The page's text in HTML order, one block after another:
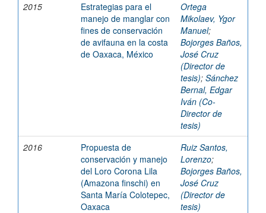
2015
Estrategias para el
manejo de manglar con
fines de conservación
de avifauna en la costa
de Oaxaca, México
Ortega
Mikolaev, Ygor
Manuel;
Bojorges Baños,
José Cruz
(Director de
tesis); Sánchez
Bernal, Edgar
Iván (Co-
Director de
tesis)
2016
Propuesta de
conservación y manejo
del Loro Corona Lila
(Amazona finschi) en
Santa María Colotepec,
Oaxaca
Ruiz Santos,
Lorenzo;
Bojorges Baños,
José Cruz
(Director de
tesis)